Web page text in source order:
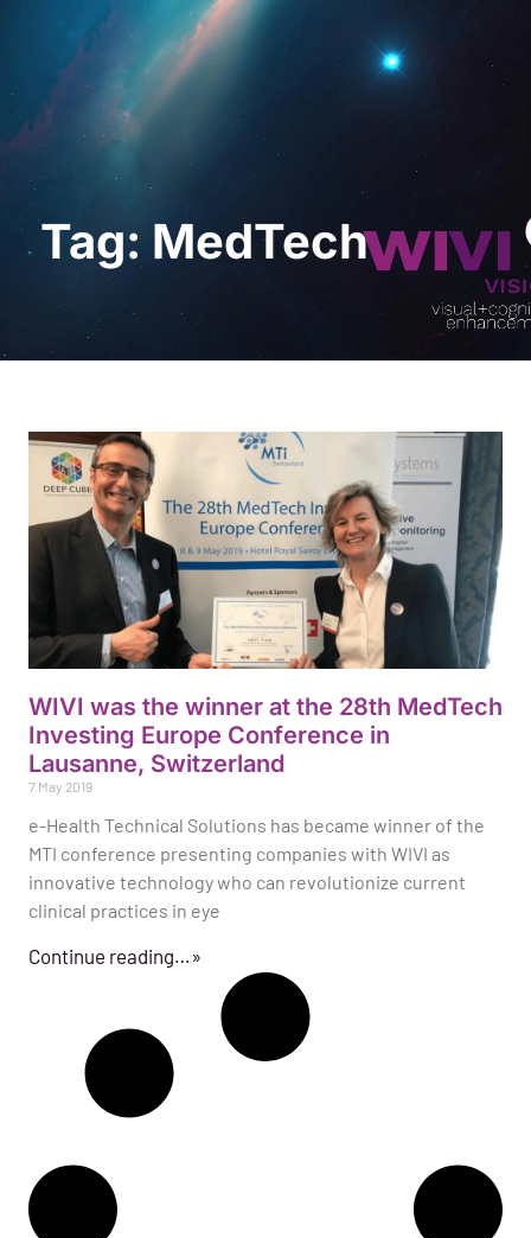
Request a Demo
Tag: MedTech
WIVI was the winner at the 28th MedTech
Investing Europe Conference in
Lausanne, Switzerland
7 May 2019
e-Health Technical Solutions has became winner of the
MTI conference presenting companies with WIVI as
innovative technology who can revolutionize current
clinical practices in eye
Continue reading…»